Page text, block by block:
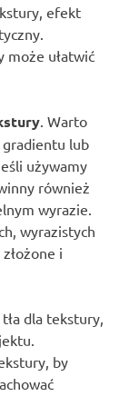
efekt
może ułatwić
. Warto
lub
używamy
również
wyrazie.
wyrazistych
i
dla tekstury,
by